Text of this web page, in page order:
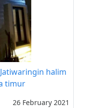
halim
timur
26 February 2021